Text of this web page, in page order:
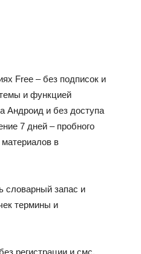
Free – без подписок и
и функцией
Андроид и без доступа
7 дней – пробного
материалов в
словарный запас и
термины и
регистрации и смс,